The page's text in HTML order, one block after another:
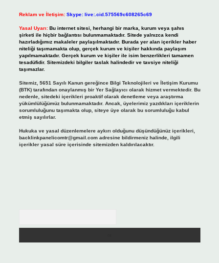
Reklam ve İletişim: Skype: live:.cid.575569c608265c69
Yasal Uyarı: Bu internet sitesi, herhangi bir marka, kurum veya şahıs
şirketi ile hiçbir bağlantısı bulunmamaktadır. Sitede yalnızca kendi
hazırladığımız makaleler paylaşılmaktadır. Burada yer alan içerikler haber
niteliği taşımamakta olup, gerçek kurum ve kişiler hakkında paylaşım
yapılmamaktadır. Gerçek kurum ve kişiler ile isim benzerlikleri tamamen
tesadüfidir. Sitemizdeki bilgiler taslak halindedir ve tavsiye niteliği
taşımazlar.
Sitemiz, 5651 Sayılı Kanun gereğince Bilgi Teknolojileri ve İletişim Kurumu
(BTK) tarafından onaylanmış bir Yer Sağlayıcı olarak hizmet vermektedir. Bu
nedenle, sitedeki içerikleri proaktif olarak denetleme veya araştırma
yükümlülüğümüz bulunmamaktadır. Ancak, üyelerimiz yazdıkları içeriklerin
sorumluluğunu taşımakta olup, siteye üye olarak bu sorumluluğu kabul
etmiş sayılırlar.
Hukuka ve yasal düzenlemelere aykırı olduğunu düşündüğünüz içerikleri,
backlinkpanelicomtr@gmail.comadresine bildirmeniz halinde, ilgili
içerikler yasal süre içerisinde sitemizden kaldırılacaktır.